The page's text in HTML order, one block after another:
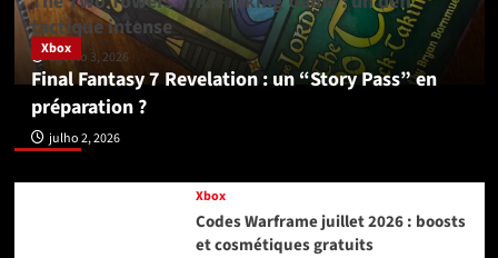
tactique intense
agosto 3, 2026
Xbox
Xbox
Final Fantasy 7 Revelation : un “Story Pass” en
préparation ?
julho 2, 2026
Xbox
Codes Warframe juillet 2026 : boosts
et cosmétiques gratuits